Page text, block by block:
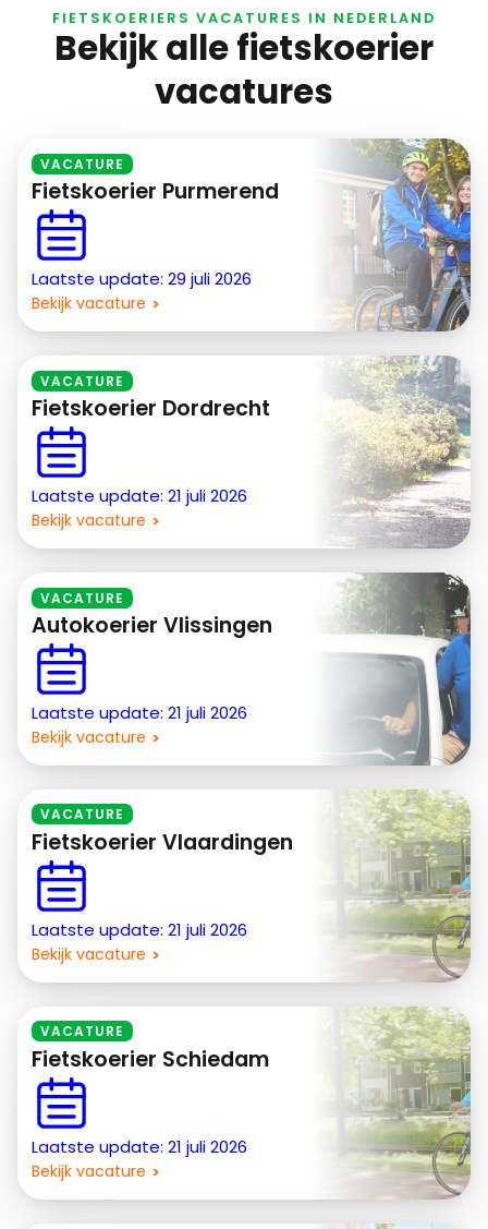
FIETSKOERIERS VACATURES IN NEDERLAND
Bekijk alle fietskoerier
vacatures
VACATURE
Fietskoerier Purmerend
Laatste update: 29 juli 2026
Bekijk vacature
VACATURE
Fietskoerier Dordrecht
Laatste update: 21 juli 2026
Bekijk vacature
VACATURE
Autokoerier Vlissingen
Laatste update: 21 juli 2026
Bekijk vacature
VACATURE
Fietskoerier Vlaardingen
Laatste update: 21 juli 2026
Bekijk vacature
VACATURE
Fietskoerier Schiedam
Laatste update: 21 juli 2026
Bekijk vacature